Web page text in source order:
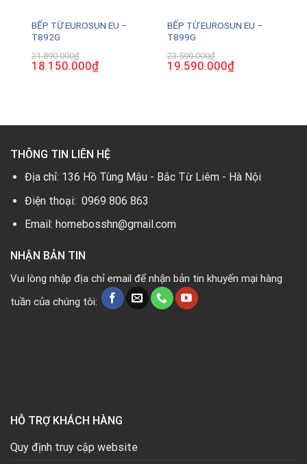
BẾP TỪ EUROSUN EU –
T892G
21.890.000₫
Giá
gốc
18.150.000₫Giá
hiện
BẾP TỪ EUROSUN EU –
T899G
23.590.000₫
Giá
gốc
19.590.000₫Giá
hiện
THÔNG TIN LIÊN HỆ
Địa chỉ: 136 Hồ Tùng Mậu - Bắc Từ Liêm - Hà Nội
Điện thoại: 0969 806 863
Email: homebosshn@gmail.com
NHẬN BẢN TIN
Vui lòng nhập địa chỉ email để nhận bản tin khuyến mại hàng
tuần của chúng tôi:
HỖ TRỢ KHÁCH HÀNG
Quy định truy cập website